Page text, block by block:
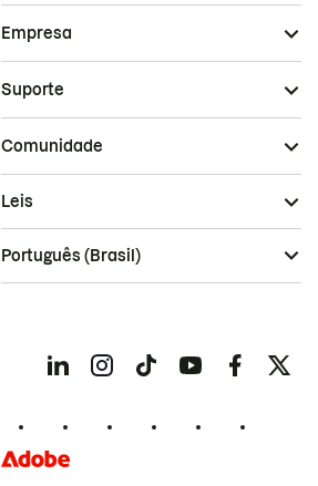
Empresa
Suporte
Comunidade
Leis
Português (Brasil)